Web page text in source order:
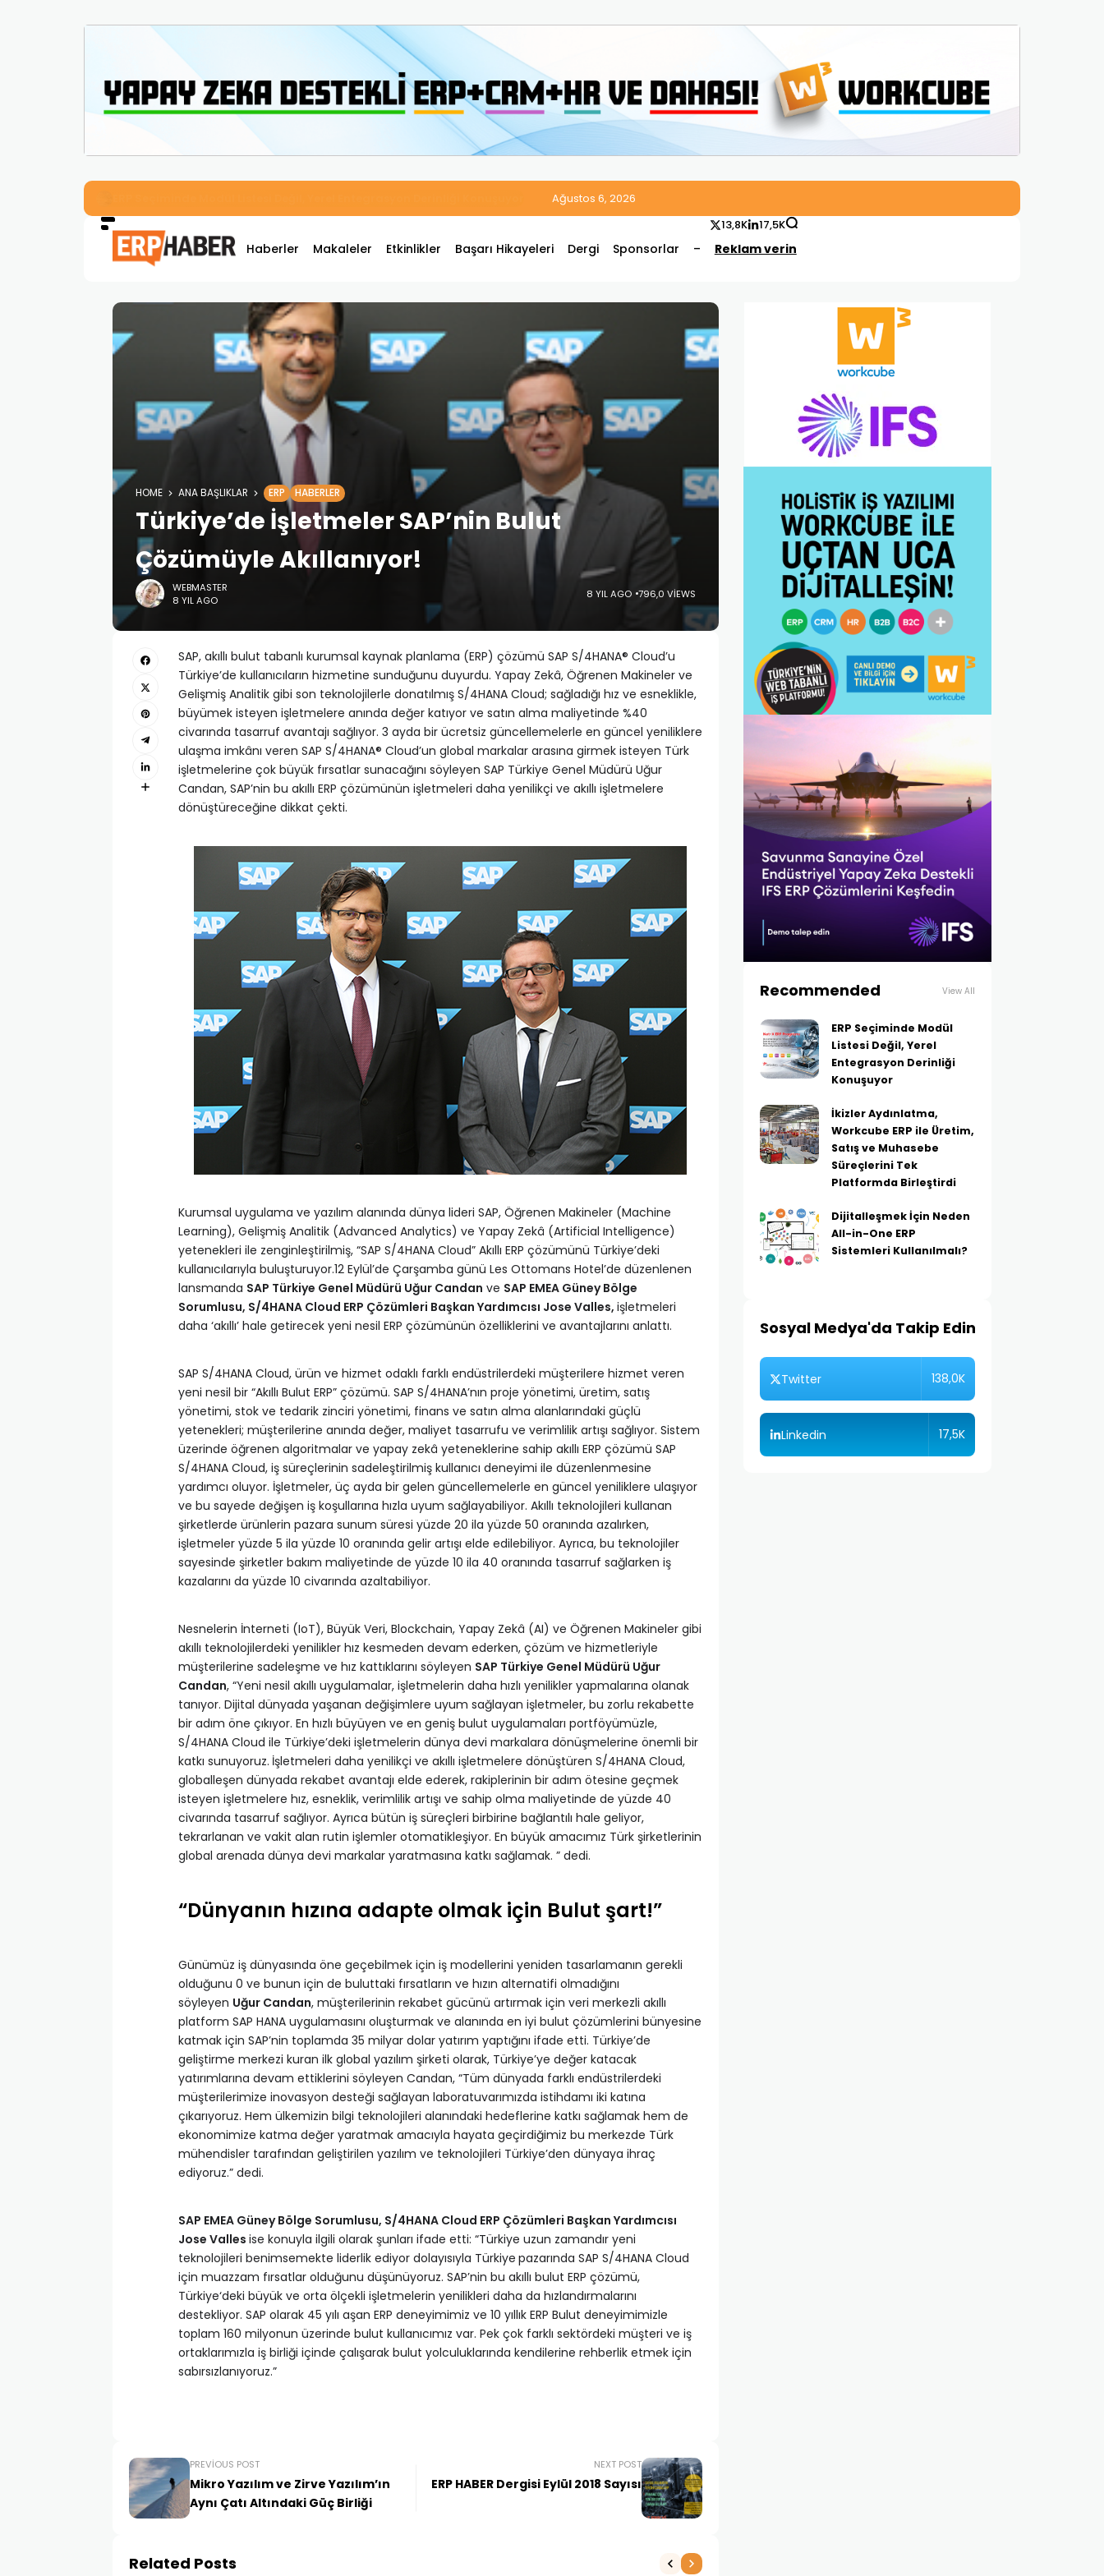
İkizler Aydınlatma, Workcube ERP ile Üretim, Satış ve Muhasebe Süreçlerini Tek Platformda Birleştirdi
Ağustos 6, 2026
Haberler Makaleler Etkinlikler Başarı Hikayeleri Dergi Sponsorlar – Reklam verin
13,8K 17,5K
HOME ANA BAŞLIKLAR ERP HABERLER
Türkiye’de İşletmeler SAP’nin Bulut
Çözümüyle Akıllanıyor!
WEBMASTER
8 YIL AGO
8 YIL AGO 796,0 VIEWS
SAP, akıllı bulut tabanlı kurumsal kaynak planlama (ERP) çözümü SAP S/4HANA® Cloud’u
Türkiye’de kullanıcıların hizmetine sunduğunu duyurdu. Yapay Zekâ, Öğrenen Makineler ve
Gelişmiş Analitik gibi son teknolojilerle donatılmış S/4HANA Cloud; sağladığı hız ve esneklikle,
büyümek isteyen işletmelere anında değer katıyor ve satın alma maliyetinde %40
civarında tasarruf avantajı sağlıyor. 3 ayda bir ücretsiz güncellemelerle en güncel yeniliklere
ulaşma imkânı veren SAP S/4HANA® Cloud’un global markalar arasına girmek isteyen Türk
işletmelerine çok büyük fırsatlar sunacağını söyleyen SAP Türkiye Genel Müdürü Uğur
Candan, SAP’nin bu akıllı ERP çözümünün işletmeleri daha yenilikçi ve akıllı işletmelere
dönüştüreceğine dikkat çekti.
Kurumsal uygulama ve yazılım alanında dünya lideri SAP, Öğrenen Makineler (Machine
Learning), Gelişmiş Analitik (Advanced Analytics) ve Yapay Zekâ (Artificial Intelligence)
yetenekleri ile zenginleştirilmiş, “SAP S/4HANA Cloud” Akıllı ERP çözümünü Türkiye’deki
kullanıcılarıyla buluşturuyor.12 Eylül’de Çarşamba günü Les Ottomans Hotel’de düzenlenen
lansmanda SAP Türkiye Genel Müdürü Uğur Candan ve SAP EMEA Güney Bölge
Sorumlusu, S/4HANA Cloud ERP Çözümleri Başkan Yardımcısı Jose Valles, işletmeleri
daha ‘akıllı’ hale getirecek yeni nesil ERP çözümünün özelliklerini ve avantajlarını anlattı.
SAP S/4HANA Cloud, ürün ve hizmet odaklı farklı endüstrilerdeki müşterilere hizmet veren
yeni nesil bir “Akıllı Bulut ERP” çözümü. SAP S/4HANA’nın proje yönetimi, üretim, satış
yönetimi, stok ve tedarik zinciri yönetimi, finans ve satın alma alanlarındaki güçlü
yetenekleri; müşterilerine anında değer, maliyet tasarrufu ve verimlilik artışı sağlıyor. Sistem
üzerinde öğrenen algoritmalar ve yapay zekâ yeteneklerine sahip akıllı ERP çözümü SAP
S/4HANA Cloud, iş süreçlerinin sadeleştirilmiş kullanıcı deneyimi ile düzenlenmesine
yardımcı oluyor. İşletmeler, üç ayda bir gelen güncellemelerle en güncel yeniliklere ulaşıyor
ve bu sayede değişen iş koşullarına hızla uyum sağlayabiliyor. Akıllı teknolojileri kullanan
şirketlerde ürünlerin pazara sunum süresi yüzde 20 ila yüzde 50 oranında azalırken,
işletmeler yüzde 5 ila yüzde 10 oranında gelir artışı elde edilebiliyor. Ayrıca, bu teknolojiler
sayesinde şirketler bakım maliyetinde de yüzde 10 ila 40 oranında tasarruf sağlarken iş
kazalarını da yüzde 10 civarında azaltabiliyor.
Nesnelerin İnterneti (IoT), Büyük Veri, Blockchain, Yapay Zekâ (AI) ve Öğrenen Makineler gibi
akıllı teknolojilerdeki yenilikler hız kesmeden devam ederken, çözüm ve hizmetleriyle
müşterilerine sadeleşme ve hız kattıklarını söyleyen SAP Türkiye Genel Müdürü Uğur
Candan, “Yeni nesil akıllı uygulamalar, işletmelerin daha hızlı yenilikler yapmalarına olanak
tanıyor. Dijital dünyada yaşanan değişimlere uyum sağlayan işletmeler, bu zorlu rekabette
bir adım öne çıkıyor. En hızlı büyüyen ve en geniş bulut uygulamaları portföyümüzle,
S/4HANA Cloud ile Türkiye’deki işletmelerin dünya devi markalara dönüşmelerine önemli bir
katkı sunuyoruz. İşletmeleri daha yenilikçi ve akıllı işletmelere dönüştüren S/4HANA Cloud,
globalleşen dünyada rekabet avantajı elde ederek, rakiplerinin bir adım ötesine geçmek
isteyen işletmelere hız, esneklik, verimlilik artışı ve sahip olma maliyetinde de yüzde 40
civarında tasarruf sağlıyor. Ayrıca bütün iş süreçleri birbirine bağlantılı hale geliyor,
tekrarlanan ve vakit alan rutin işlemler otomatikleşiyor. En büyük amacımız Türk şirketlerinin
global arenada dünya devi markalar yaratmasına katkı sağlamak. ” dedi.
“Dünyanın hızına adapte olmak için Bulut şart!”
Günümüz iş dünyasında öne geçebilmek için iş modellerini yeniden tasarlamanın gerekli
olduğunu 0 ve bunun için de buluttaki fırsatların ve hızın alternatifi olmadığını
söyleyen Uğur Candan, müşterilerinin rekabet gücünü artırmak için veri merkezli akıllı
platform SAP HANA uygulamasını oluşturmak ve alanında en iyi bulut çözümlerini bünyesine
katmak için SAP’nin toplamda 35 milyar dolar yatırım yaptığını ifade etti. Türkiye’de
geliştirme merkezi kuran ilk global yazılım şirketi olarak, Türkiye’ye değer katacak
yatırımlarına devam ettiklerini söyleyen Candan, “Tüm dünyada farklı endüstrilerdeki
müşterilerimize inovasyon desteği sağlayan laboratuvarımızda istihdamı iki katına
çıkarıyoruz. Hem ülkemizin bilgi teknolojileri alanındaki hedeflerine katkı sağlamak hem de
ekonomimize katma değer yaratmak amacıyla hayata geçirdiğimiz bu merkezde Türk
mühendisler tarafından geliştirilen yazılım ve teknolojileri Türkiye’den dünyaya ihraç
ediyoruz.” dedi.
SAP EMEA Güney Bölge Sorumlusu, S/4HANA Cloud ERP Çözümleri Başkan Yardımcısı
Jose Valles ise konuyla ilgili olarak şunları ifade etti: “Türkiye uzun zamandır yeni
teknolojileri benimsemekte liderlik ediyor dolayısıyla Türkiye pazarında SAP S/4HANA Cloud
için muazzam fırsatlar olduğunu düşünüyoruz. SAP’nin bu akıllı bulut ERP çözümü,
Türkiye‘deki büyük ve orta ölçekli işletmelerin yenilikleri daha da hızlandırmalarını
destekliyor. SAP olarak 45 yılı aşan ERP deneyimimiz ve 10 yıllık ERP Bulut deneyimimizle
toplam 160 milyonun üzerinde bulut kullanıcımız var. Pek çok farklı sektördeki müşteri ve iş
ortaklarımızla iş birliği içinde çalışarak bulut yolculuklarında kendilerine rehberlik etmek için
sabırsızlanıyoruz.”
PREVIOUS POST
Mikro Yazılım ve Zirve Yazılım’ın
Aynı Çatı Altındaki Güç Birliği
NEXT POST
ERP HABER Dergisi Eylül 2018 Sayısı
Related Posts
Recommended View All
ERP Seçiminde Modül
Listesi Değil, Yerel
Entegrasyon Derinliği
Konuşuyor
İkizler Aydınlatma,
Workcube ERP ile Üretim,
Satış ve Muhasebe
Süreçlerini Tek
Platformda Birleştirdi
Dijitalleşmek İçin Neden
All-in-One ERP
Sistemleri Kullanılmalı?
Sosyal Medya'da Takip Edin
Twitter 138,0K
Linkedin 17,5K